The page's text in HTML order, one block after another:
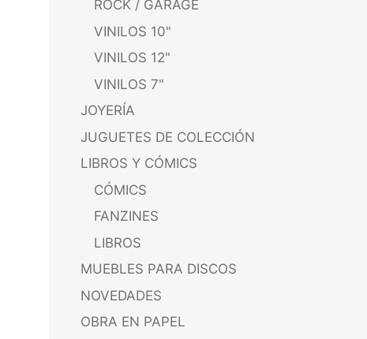
ROCK / GARAGE
VINILOS 10"
VINILOS 12"
VINILOS 7"
JOYERÍA
JUGUETES DE COLECCIÓN
LIBROS Y CÓMICS
CÓMICS
FANZINES
LIBROS
MUEBLES PARA DISCOS
NOVEDADES
OBRA EN PAPEL